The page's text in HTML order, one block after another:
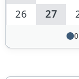
26
27